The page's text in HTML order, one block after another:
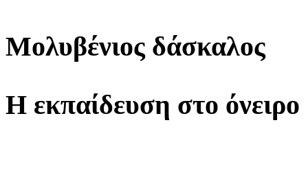
Μολυβένιος δάσκαλος
Η εκπαίδευση στο όνειρο